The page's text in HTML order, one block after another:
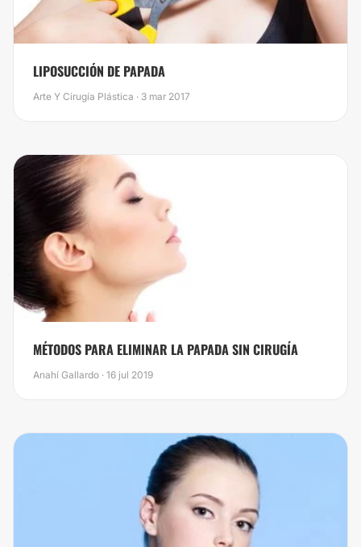
LIPOSUCCIÓN DE PAPADA
Arte Y Cirugía Plástica · 3 mar 2017
MÉTODOS PARA ELIMINAR LA PAPADA SIN CIRUGÍA
Anahí Gallardo · 16 jul 2019